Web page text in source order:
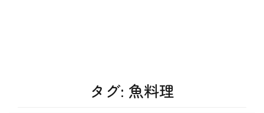
タグ: 魚料理